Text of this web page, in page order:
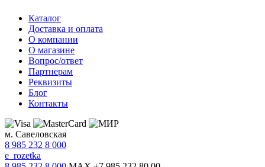
Каталог
Доставка и оплата
О компании
О магазине
Вопрос/ответ
Партнерам
Реквизиты
Блог
Контакты
м. Савеловская
8 985 232 8 000
e_rozetka